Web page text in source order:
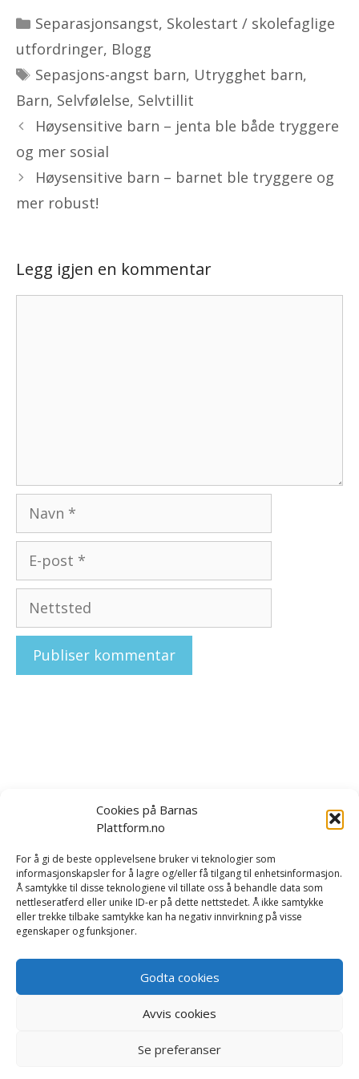
Cookies på Barnas
Plattform.no
For å gi de beste opplevelsene bruker vi teknologier som
informasjonskapsler for å lagre og/eller få tilgang til enhetsinformasjon.
Å samtykke til disse teknologiene vil tillate oss å behandle data som
nettleseratferd eller unike ID-er på dette nettstedet. Å ikke samtykke
eller trekke tilbake samtykke kan ha negativ innvirkning på visse
egenskaper og funksjoner.
Godta cookies
Avvis cookies
Se preferanser
Kategorier
Separasjonsangst, Skolestart / skolefaglige
utfordringer, Blogg
Stikkord
Sepasjons-angst barn, Utrygghet barn,
Barn, Selvfølelse, Selvtillit
Høysensitive barn – jenta ble både tryggere
og mer sosial
Høysensitive barn – barnet ble tryggere og
mer robust!
Legg igjen en kommentar
Navn
post
Nettsted
Tilbakemeldinger| Rapport/forskning|Kontakt oss
Vi er opptatt av å håndtere dine personopplysninger på
vårpersonvernerklæring.
Du kan lesevåre salgsvilkår her.